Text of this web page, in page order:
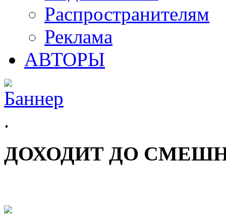
Распространителям
Реклама
АВТОРЫ
.
ДОХОДИТ ДО